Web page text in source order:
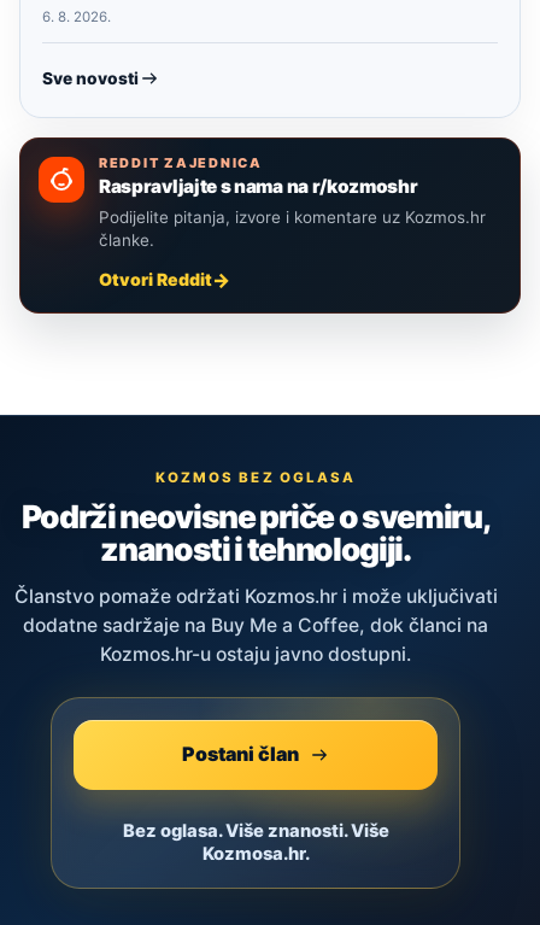
6. 8. 2026.
Sve novosti
REDDIT ZAJEDNICA
Raspravljajte s nama na r/kozmoshr
Podijelite pitanja, izvore i komentare uz Kozmos.hr
članke.
Otvori Reddit
KOZMOS BEZ OGLASA
Podrži neovisne priče o svemiru,
znanosti i tehnologiji.
Članstvo pomaže održati Kozmos.hr i može uključivati
dodatne sadržaje na Buy Me a Coffee, dok članci na
Kozmos.hr-u ostaju javno dostupni.
Postani član
Bez oglasa. Više znanosti. Više
Kozmosa.hr.